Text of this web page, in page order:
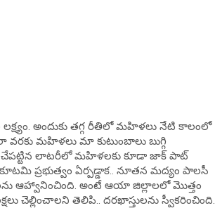
అందుకు తగ్గ రీతిలో మహిళలు నేటి కాలంలో
మహిళలు మా కుటుంబాలు బుగ్గి
చేపట్టిన లాటరీలో మహిళలకు కూడా జాక్ పాట్
ప్రభుత్వం ఏర్పడ్డాక.. నూతన మద్యం పాలసీ
ఆహ్వానించింది. అంటే ఆయా జిల్లాలలో మొత్తం
చెల్లించాలని తెలిపి.. దరఖాస్తులను స్వీకరించింది.